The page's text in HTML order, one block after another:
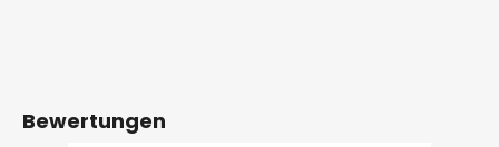
Bewertungen